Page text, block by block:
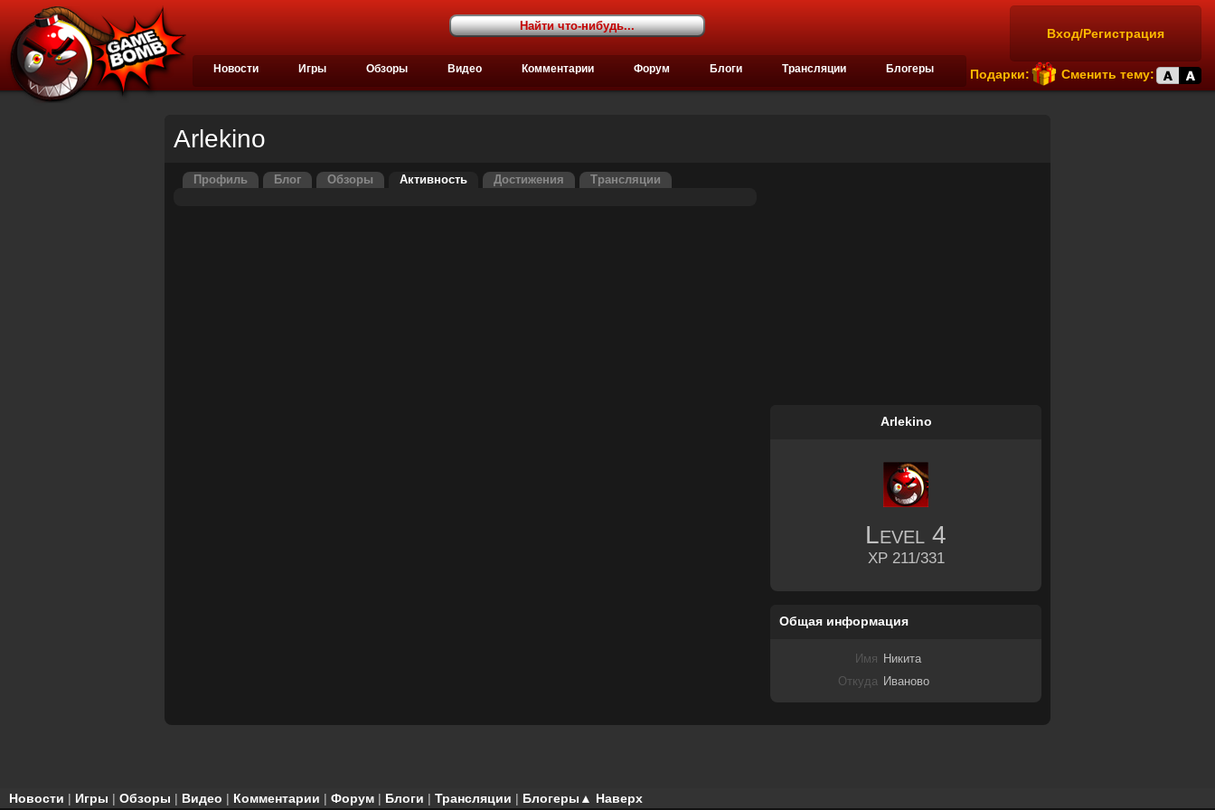
Вход/Регистрация
Подарки: Сменить тему:
Новости Игры Обзоры Видео Комментарии Форум Блоги Трансляции Блогеры
Arlekino
Профиль Блог Обзоры Активность Достижения Трансляции
Arlekino
Level 4
XP 211/331
Общая информация
Имя
Никита
Откуда Иваново
▲ Наверх
Новости | Игры | Обзоры | Видео | Комментарии | Форум | Блоги | Трансляции | Блогеры